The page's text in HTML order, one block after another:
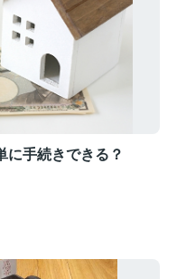
に手続きできる？